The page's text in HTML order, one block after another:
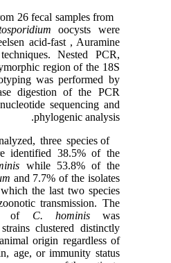
26 fecal samples from
oocysts were
acid-fast , Auramine
Nested PCR,
region of the 18S
was performed by
digestion of the PCR
sequencing and
phylogenic analysis.
identified 38.5% of the
while 53.8% of the
and 7.7% of the isolates
, which the last two species
transmission. The
ofC. hominis
was
strains clustered distinctly
origin regardless of
age, or immunity status